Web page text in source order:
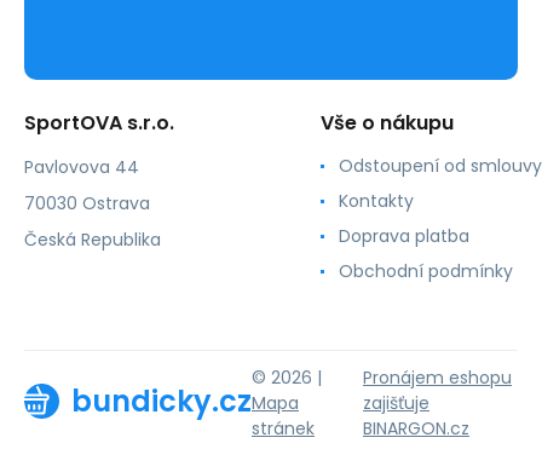
SportOVA s.r.o.
Pavlovova 44
70030 Ostrava
Česká Republika
Vše o nákupu
Odstoupení od smlouvy
Kontakty
Doprava platba
Obchodní podmínky
bundicky.cz
© 2026 |
Mapa
stránek
Pronájem eshopu
zajišťuje
BINARGON.cz